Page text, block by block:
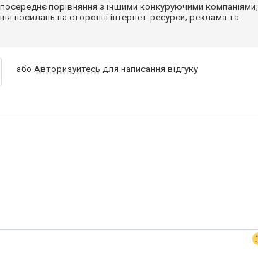
порівняння з іншими конкуруючими компаніями;
посилань на сторонні інтернет-ресурси; реклама та
або Авторизуйтесь для написання відгуку